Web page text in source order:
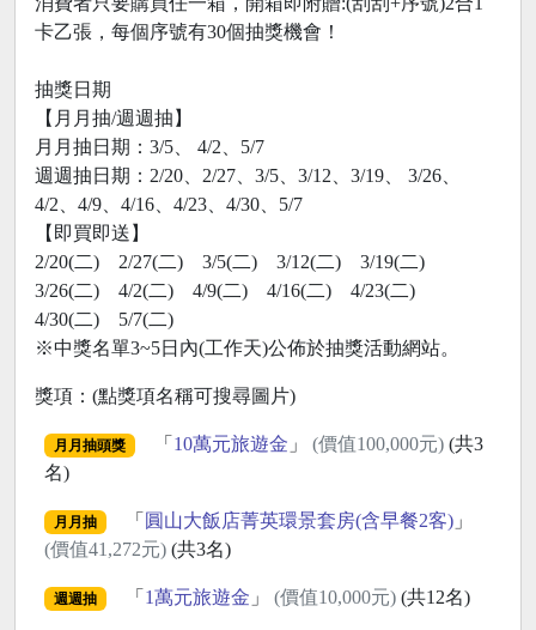
卡乙張，每個序號有30個抽獎機會！
抽獎日期
【月月抽/週週抽】
月月抽日期：3/5、 4/2、5/7
週週抽日期：2/20、2/27、3/5、3/12、3/19、 3/26、
4/2、4/9、4/16、4/23、4/30、5/7
【即買即送】
2/20(二) 2/27(二) 3/5(二) 3/12(二) 3/19(二)
3/26(二) 4/2(二) 4/9(二) 4/16(二) 4/23(二)
4/30(二) 5/7(二)
※中獎名單3~5日內(工作天)公佈於抽獎活動網站。
獎項：(點獎項名稱可搜尋圖片)
月月抽頭獎 「 10萬元旅遊金 」 (價值100,000元)(共3
名)
月月抽 「 圓山大飯店菁英環景套房(含早餐2客)」
(價值41,272元) (共3名)
週週抽 「 1萬元旅遊金 」 (價值10,000元)(共12名)